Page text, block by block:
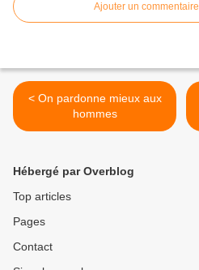
Ajouter un commentaire
< On pardonne mieux aux
hommes
Hébergé par Overblog
Top articles
Pages
Contact